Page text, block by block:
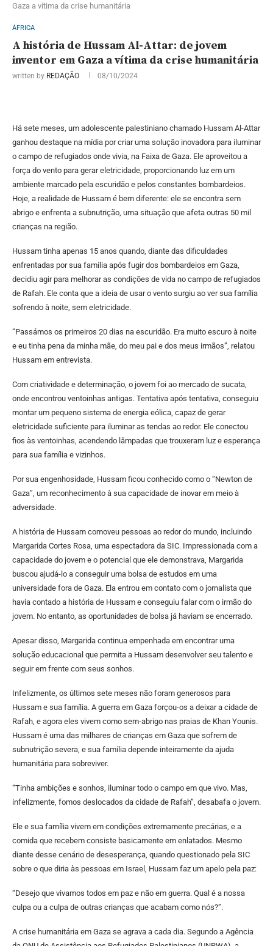
Gaza a vítima da crise humanitária
ÁFRICA
A história de Hussam Al-Attar: de jovem
inventor em Gaza a vítima da crise humanitária
written by REDAÇÃO 08/10/2024
Há sete meses, um adolescente palestiniano chamado Hussam Al-Attar
ganhou destaque na mídia por criar uma solução inovadora para iluminar
o campo de refugiados onde vivia, na Faixa de Gaza. Ele aproveitou a
força do vento para gerar eletricidade, proporcionando luz em um
ambiente marcado pela escuridão e pelos constantes bombardeios.
Hoje, a realidade de Hussam é bem diferente: ele se encontra sem
abrigo e enfrenta a subnutrição, uma situação que afeta outras 50 mil
crianças na região.
Hussam tinha apenas 15 anos quando, diante das dificuldades
enfrentadas por sua família após fugir dos bombardeios em Gaza,
decidiu agir para melhorar as condições de vida no campo de refugiados
de Rafah. Ele conta que a ideia de usar o vento surgiu ao ver sua família
sofrendo à noite, sem eletricidade.
“Passámos os primeiros 20 dias na escuridão. Era muito escuro à noite
e eu tinha pena da minha mãe, do meu pai e dos meus irmãos”, relatou
Hussam em entrevista.
Com criatividade e determinação, o jovem foi ao mercado de sucata,
onde encontrou ventoinhas antigas. Tentativa após tentativa, conseguiu
montar um pequeno sistema de energia eólica, capaz de gerar
eletricidade suficiente para iluminar as tendas ao redor. Ele conectou
fios às ventoinhas, acendendo lâmpadas que trouxeram luz e esperança
para sua família e vizinhos.
Por sua engenhosidade, Hussam ficou conhecido como o “Newton de
Gaza”, um reconhecimento à sua capacidade de inovar em meio à
adversidade.
A história de Hussam comoveu pessoas ao redor do mundo, incluindo
Margarida Cortes Rosa, uma espectadora da SIC. Impressionada com a
capacidade do jovem e o potencial que ele demonstrava, Margarida
buscou ajudá-lo a conseguir uma bolsa de estudos em uma
universidade fora de Gaza. Ela entrou em contato com o jornalista que
havia contado a história de Hussam e conseguiu falar com o irmão do
jovem. No entanto, as oportunidades de bolsa já haviam se encerrado.
Apesar disso, Margarida continua empenhada em encontrar uma
solução educacional que permita a Hussam desenvolver seu talento e
seguir em frente com seus sonhos.
Infelizmente, os últimos sete meses não foram generosos para
Hussam e sua família. A guerra em Gaza forçou-os a deixar a cidade de
Rafah, e agora eles vivem como sem-abrigo nas praias de Khan Younis.
Hussam é uma das milhares de crianças em Gaza que sofrem de
subnutrição severa, e sua família depende inteiramente da ajuda
humanitária para sobreviver.
“Tinha ambições e sonhos, iluminar todo o campo em que vivo. Mas,
infelizmente, fomos deslocados da cidade de Rafah”, desabafa o jovem.
Ele e sua família vivem em condições extremamente precárias, e a
comida que recebem consiste basicamente em enlatados. Mesmo
diante desse cenário de desesperança, quando questionado pela SIC
sobre o que diria às pessoas em Israel, Hussam faz um apelo pela paz:
“Desejo que vivamos todos em paz e não em guerra. Qual é a nossa
culpa ou a culpa de outras crianças que acabam como nós?”.
A crise humanitária em Gaza se agrava a cada dia. Segundo a Agência